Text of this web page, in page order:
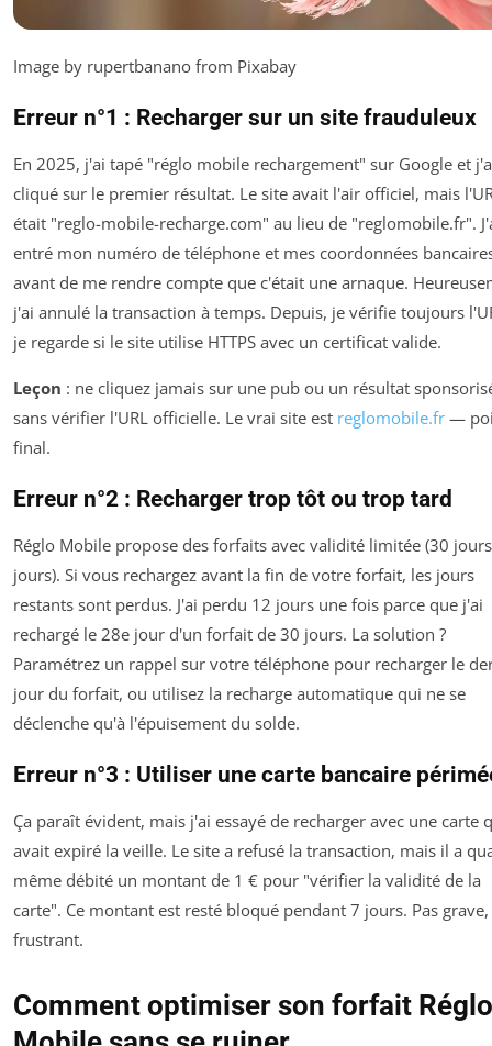
Image by rupertbanano from Pixabay
Erreur n°1 : Recharger sur un site frauduleux
En 2025, j'ai tapé "réglo mobile rechargement" sur Google et
cliqué sur le premier résultat. Le site avait l'air officiel, mais
était "reglo-mobile-recharge.com" au lieu de "reglomobile.fr".
entré mon numéro de téléphone et mes coordonnées
avant de me rendre compte que c'était une arnaque.
j'ai annulé la transaction à temps. Depuis, je vérifie toujours
je regarde si le site utilise HTTPS avec un certificat valide.
Leçon : ne cliquez jamais sur une pub ou un résultat
sans vérifier l'URL officielle. Le vrai site est reglomobile.fr —
final.
Erreur n°2 : Recharger trop tôt ou trop tard
Réglo Mobile propose des forfaits avec validité limitée (30
jours). Si vous rechargez avant la fin de votre forfait, les jours
restants sont perdus. J'ai perdu 12 jours une fois parce que j'ai
rechargé le 28e jour d'un forfait de 30 jours. La solution ?
Paramétrez un rappel sur votre téléphone pour recharger le
jour du forfait, ou utilisez la recharge automatique qui ne se
déclenche qu'à l'épuisement du solde.
Erreur n°3 : Utiliser une carte bancaire
Ça paraît évident, mais j'ai essayé de recharger avec une carte
avait expiré la veille. Le site a refusé la transaction, mais il a
même débité un montant de 1 € pour "vérifier la validité de la
carte". Ce montant est resté bloqué pendant 7 jours. Pas
frustrant.
Comment optimiser son forfait Réglo